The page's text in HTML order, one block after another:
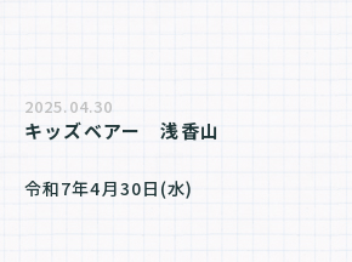
2025.04.30
キッズベアー　浅香山
令和7年4月30日(水)